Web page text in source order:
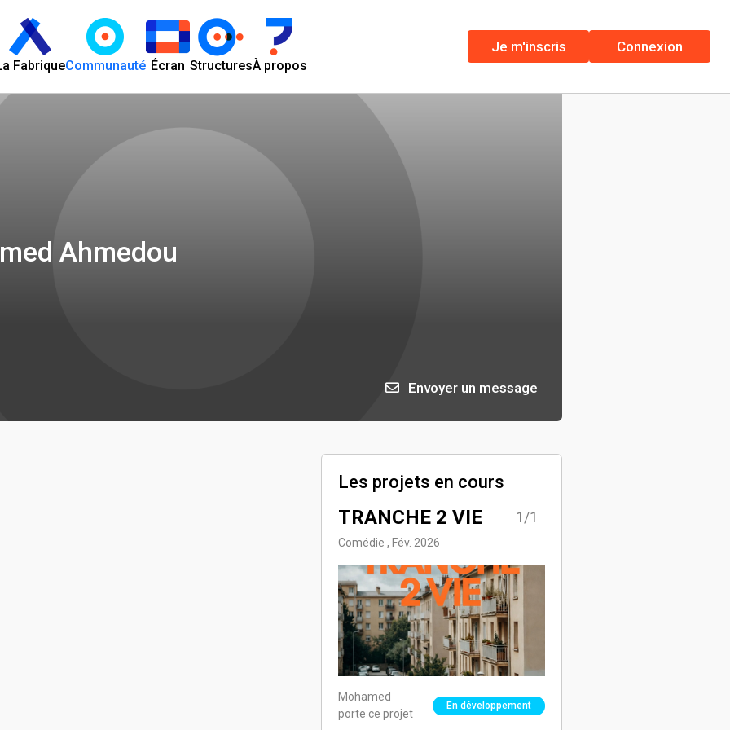
FabriqueCommunauté Écran StructuresÀ propos
Je m'inscris Connexion
Ahmedou
Envoyer un message
Les projets en cours
TRANCHE 2 VIE
Comédie , Fév. 2026
1/1
Mohamed
porte ce projet
En développement